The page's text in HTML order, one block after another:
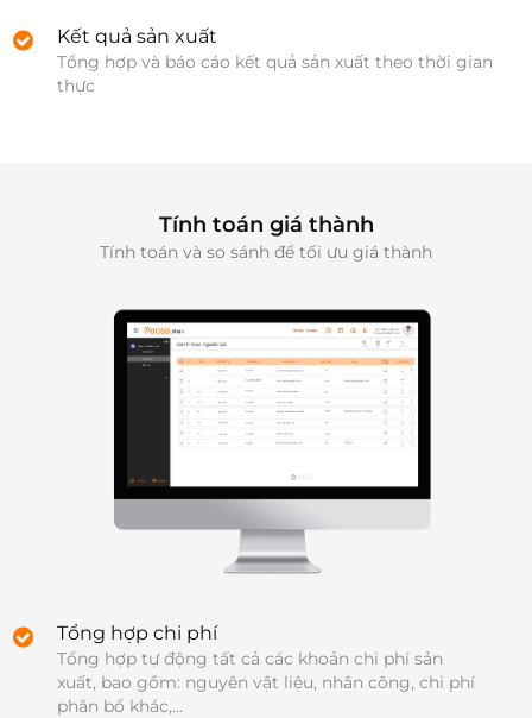
Kết quả sản xuất
Tổng hợp và báo cáo kết quả sản xuất theo thời gian
thực
Tính toán giá thành
Tính toán và so sánh để tối ưu giá thành
Tổng hợp chi phí
Tổng hợp tự động tất cả các khoản chi phí sản
xuất, bao gồm: nguyên vật liệu, nhân công, chi phí
phân bổ khác,...